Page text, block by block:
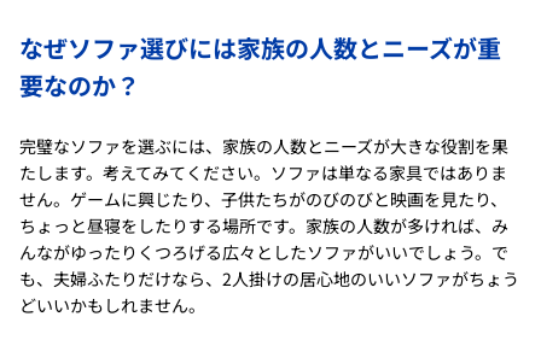
なぜソファ選びには家族の人数とニーズが重
要なのか？
完璧なソファを選ぶには、家族の人数とニーズが大きな役割を果
たします。考えてみてください。ソファは単なる家具ではありま
せん。ゲームに興じたり、子供たちがのびのびと映画を見たり、
ちょっと昼寝をしたりする場所です。家族の人数が多ければ、み
んながゆったりくつろげる広々としたソファがいいでしょう。で
も、夫婦ふたりだけなら、2人掛けの居心地のいいソファがちょう
どいいかもしれません。